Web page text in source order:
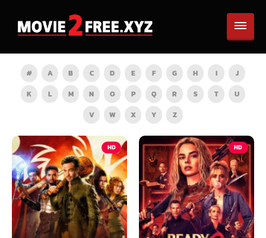
# A B C D E F G H I
J
K
L M N O P Q R S T
U
V
W X Y Z
HD HD